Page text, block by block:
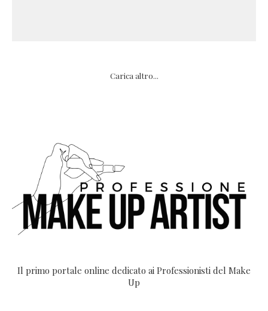
Carica altro...
Il primo portale online dedicato ai Professionisti del Make
Up